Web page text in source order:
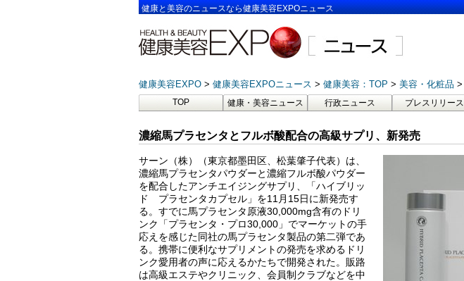
健康と美容のニュースなら健康美容EXPOニュース
健康美容EXPO 健康美容EXPOニュース 健康美容：TOP 美容・化粧品
TOP 健康・美容ニュース 行政ニュース プレスリリース
濃縮馬プラセンタとフルボ酸配合の高級サプリ、新発売
サーン（株）（東京都墨田区、松葉肇子代表）は、
濃縮馬プラセンタパウダーと濃縮フルボ酸パウダー
を配合したアンチエイジングサプリ、「ハイブリッ
ド プラセンタカプセル」を11 月 15日に新発売す
る。すでに馬プラセンタ原液30,000mg含有のドリ
ンク「プラセンタ・プロ30,000 」でマーケットの手
応えを感じた同社の馬プラセンタ製品の第二弾であ
る。携帯に便利なサプリメントの発売を求めるドリ
ンク愛用者の声に応えるかたちで開発された。販路
は高級エステやクリニック、会員制クラブなどを中